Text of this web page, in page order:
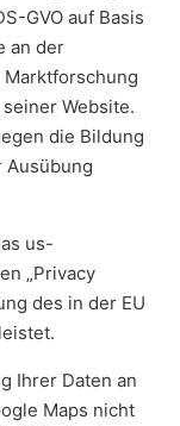
GVO auf Basis
an der
Website.
die Bildung
us-
„Privacy
des in der EU
Ihrer Daten an
Maps nicht